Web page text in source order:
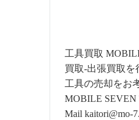
工具買取
買取-出張買取を
工具の売却をお
MOBILE SEVEN
Mail kaitori@mo-